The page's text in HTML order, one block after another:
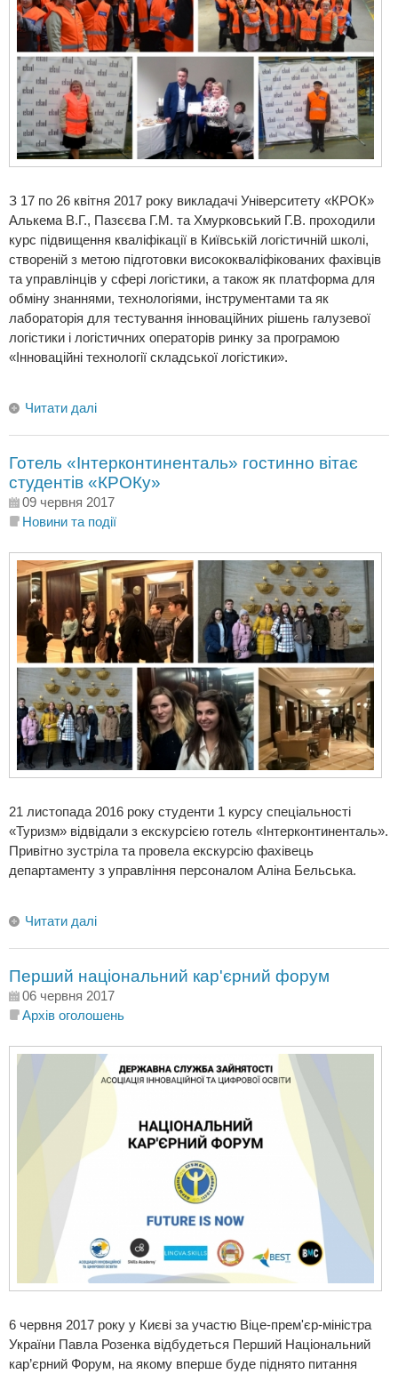
З 17 по 26 квітня 2017 року викладачі Університету «КРОК»
Алькема В.Г., Пазєєва Г.М. та Хмурковський Г.В. проходили
курс підвищення кваліфікації в Київській логістичній школі,
створеній з метою підготовки висококваліфікованих фахівців
та управлінців у сфері логістики, а також як платформа для
обміну знаннями, технологіями, інструментами та як
лабораторія для тестування інноваційних рішень галузевої
логістики і логістичних операторів ринку за програмою
«Інноваційні технології складської логістики».
Читати далі
Готель «Інтерконтиненталь» гостинно вітає
студентів «КРОКу»
09 червня 2017
Новини та події
21 листопада 2016 року студенти 1 курсу спеціальності
«Туризм» відвідали з екскурсією готель «Інтерконтиненталь».
Привітно зустріла та провела екскурсію фахівець
департаменту з управління персоналом Аліна Бельська.
Читати далі
Перший національний кар'єрний форум
06 червня 2017
Архів оголошень
6 червня 2017 року у Києві за участю Віце-прем'єр-міністра
України Павла Розенка відбудеться Перший Національний
кар’єрний Форум, на якому вперше буде піднято питання